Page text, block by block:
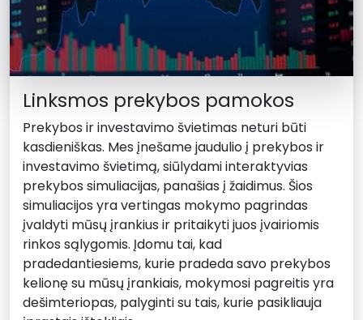
Linksmos prekybos pamokos
Prekybos ir investavimo švietimas neturi būti
kasdieniškas. Mes įnešame jaudulio į prekybos ir
investavimo švietimą, siūlydami interaktyvias
prekybos simuliacijas, panašias į žaidimus. Šios
simuliacijos yra vertingas mokymo pagrindas
įvaldyti mūsų įrankius ir pritaikyti juos įvairiomis
rinkos sąlygomis. Įdomu tai, kad
pradedantiesiems, kurie pradeda savo prekybos
kelionę su mūsų įrankiais, mokymosi pagreitis yra
dešimteriopas, palyginti su tais, kurie pasikliauja